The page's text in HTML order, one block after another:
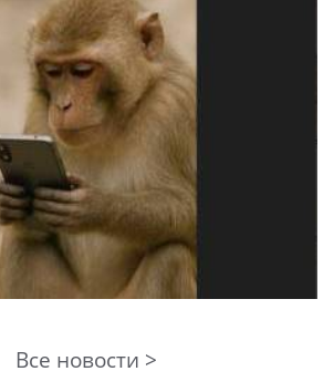
Все новости >